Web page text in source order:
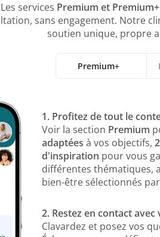
Les services Premium et
sans engagement. Notre
soutien unique, propre
Premium+
1. Profitez de tout le
Voir la section Premium
adaptées à vos objectifs,
d'inspiration pour vous
différentes thématiques,
bien-être sélectionnés
2. Restez en contact
Clavardez et posez vos
1. Entraînements
Accédez à plus de
maison ou en
2. Recettes saines et
Découvrez plus de
3. Rabais exclusifs
1. Accès pratique à
Accédez facilement à
documents remis en
votre nutritionniste,
2. Suivi personnalisé
Fixez-vous des défis